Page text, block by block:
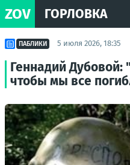
ZOV ГОРЛОВКА
ПАБЛИКИ 5 июля 2026, 18:35
Геннадий
чтобы мы все